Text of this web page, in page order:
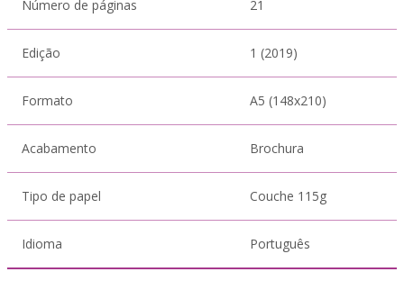
Número de páginas 21
Edição 1 (2019)
Formato A5 (148x210)
Acabamento Brochura
Tipo de papel Couche 115g
Idioma Português